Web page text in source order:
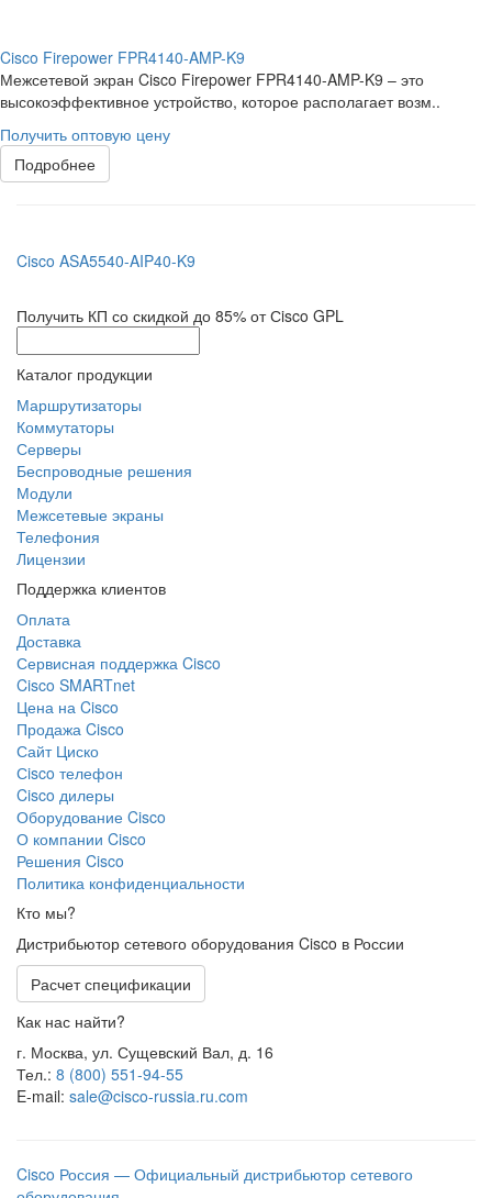
Cisco Firepower FPR4140-AMP-K9
Межсетевой экран Cisco Firepower FPR4140-AMP-K9 – это
высокоэффективное устройство, которое располагает возм..
Получить оптовую цену
Подробнее
Cisco ASA5540-AIP40-K9
Получить КП со скидкой до 85% от Сisco GPL
Каталог продукции
Маршрутизаторы
Коммутаторы
Серверы
Беспроводные решения
Модули
Межсетевые экраны
Телефония
Лицензии
Поддержка клиентов
Оплата
Доставка
Сервисная поддержка Cisco
Cisco SMARTnet
Цена на Cisco
Продажа Cisco
Сайт Циско
Сisco телефон
Cisco дилеры
Оборудование Cisco
О компании Cisco
Решения Cisco
Политика конфиденциальности
Кто мы?
Дистрибьютор сетевого оборудования Cisco в России
Расчет спецификации
Как нас найти?
г. Москва, ул. Сущевский Вал, д. 16
Тел.: 8 (800) 551-94-55
E-mail: sale@cisco-russia.ru.com
Cisco Россия — Официальный дистрибьютор сетевого